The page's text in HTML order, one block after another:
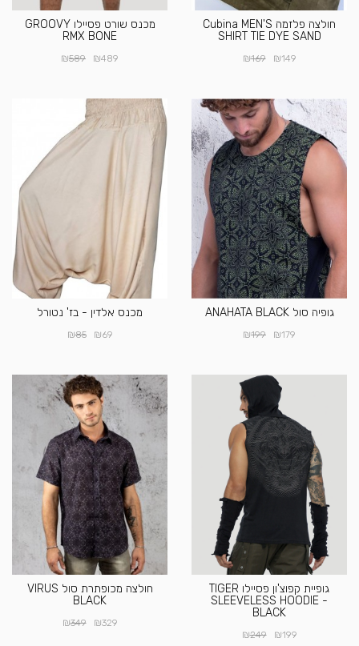
חולצה פלזמה Cubina MEN'S
SHIRT TIE DYE SAND
₪149
₪169
מכנס שורט פסיילו GROOVY
RMX BONE
₪489
₪589
גופיה סול ANAHATA BLACK
₪179
₪199
מכנס אלדין - בז' נטורל
₪69
₪85
גופיית קפוצ'ון פסיילו TIGER
SLEEVELESS HOODIE -
BLACK
₪199
₪249
חולצה מכופתרת סול VIRUS
BLACK
₪329
₪349